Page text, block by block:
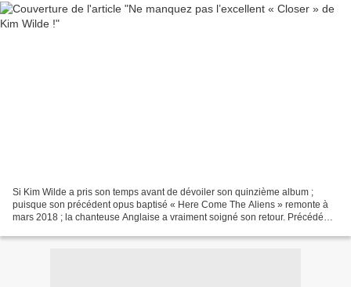
Si Kim Wilde a pris son temps avant de dévoiler son quinzième album ;
puisque son précédent opus baptisé « Here Come The Aliens » remonte à
mars 2018 ; la chanteuse Anglaise a vraiment soigné son retour. Précédé